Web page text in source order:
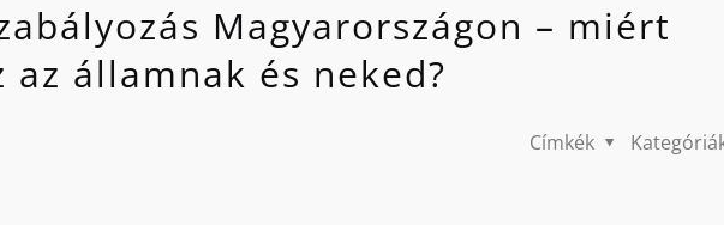
Magyarországon – miért
államnak és neked?
Címkék